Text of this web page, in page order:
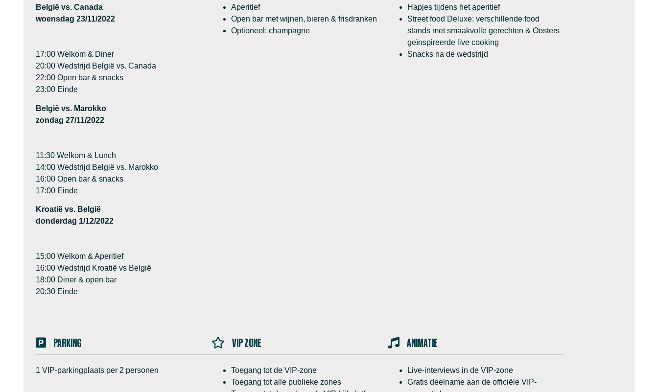
België vs. Canada
woensdag 23/11/2022
17:00 Welkom & Diner
20:00 Wedstrijd België vs. Canada
22:00 Open bar & snacks
23:00 Einde
België vs. Marokko
zondag 27/11/2022
11:30 Welkom & Lunch
14:00 Wedstrijd België vs. Marokko
16:00 Open bar & snacks
17:00 Einde
Kroatië vs. België
donderdag 1/12/2022
15:00 Welkom & Aperitief
16:00 Wedstrijd Kroatië vs België
18:00 Diner & open bar
20:30 Einde
Aperitief
Open bar met wijnen, bieren & frisdranken
Optioneel: champagne
Hapjes tijdens het aperitief
Street food Deluxe: verschillende food
stands met smaakvolle gerechten & Oosters
geïnspireerde live cooking
Snacks na de wedstrijd
PARKING
1 VIP-parkingplaats per 2 personen
VIP ZONE
Toegang tot de VIP-zone
Toegang tot alle publieke zones
ANIMATIE
Live-interviews in de VIP-zone
Gratis deelname aan de officiële VIP-